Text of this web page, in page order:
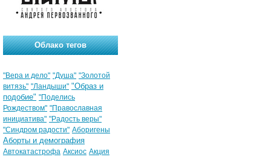
Облако тегов
"Вера и дело" "Душа" "Золотой
витязь" "Ландыши" "Образ и
подобие" "Поделись
Рождеством" "Православная
инициатива" "Радость веры"
"Синдром радости" Аборигены
Аборты и демография
Автокатастрофа Аксиос Акция